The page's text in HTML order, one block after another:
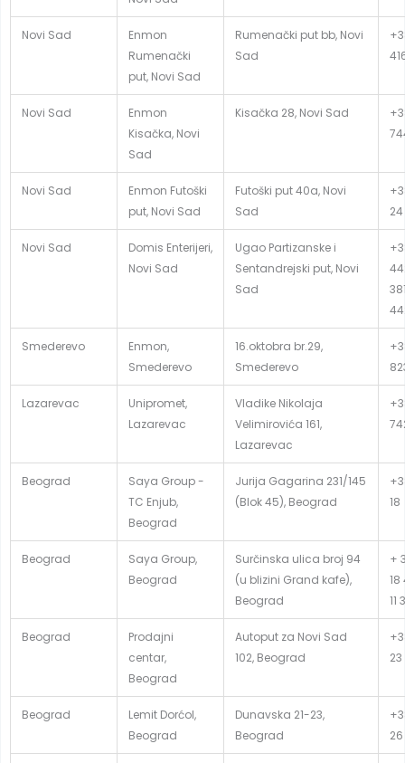
Novi Sad
Enmon
Rumenački
put, Novi Sad
Rumenački put bb, Novi
Sad
Novi Sad
Enmon
Kisačka, Novi
Sad
Kisačka 28, Novi Sad
Novi Sad
Enmon Futoški
put, Novi Sad
Futoški put 40a, Novi
Sad
24
Novi Sad
Domis Enterijeri,
Novi Sad
Ugao Partizanske i
Sentandrejski put, Novi
Sad
Smederevo
Enmon,
Smederevo
16.oktobra br.29,
Smederevo
Lazarevac
Unipromet,
Lazarevac
Vladike Nikolaja
Velimirovića 161,
Lazarevac
Beograd
Saya Group -
TC Enjub,
Beograd
Jurija Gagarina 231/145
(Blok 45), Beograd
18
Beograd
Saya Group,
Beograd
Surčinska ulica broj 94
(u blizini Grand kafe),
Beograd
+
18
11
Beograd
Prodajni
centar,
Beograd
Autoput za Novi Sad
102, Beograd
23
Beograd
Lemit Dorćol,
Beograd
Dunavska 21-23,
Beograd